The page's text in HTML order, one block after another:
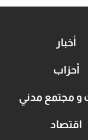
أخبار
أحزاب
و مجتمع مدني
اقتصاد